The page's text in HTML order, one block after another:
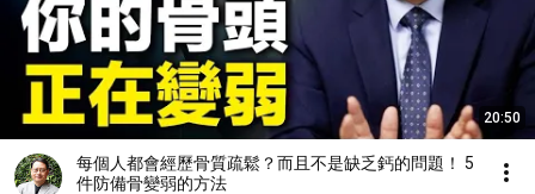
20:50
每個人都會經歷骨質疏鬆？而且不是缺乏鈣的問題！ 5
件防備骨變弱的方法